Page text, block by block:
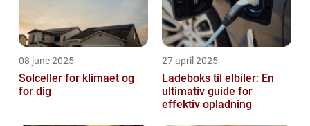
08 june 2025
Solceller for klimaet og
for dig
27 april 2025
Ladeboks til elbiler: En
ultimativ guide for
effektiv opladning